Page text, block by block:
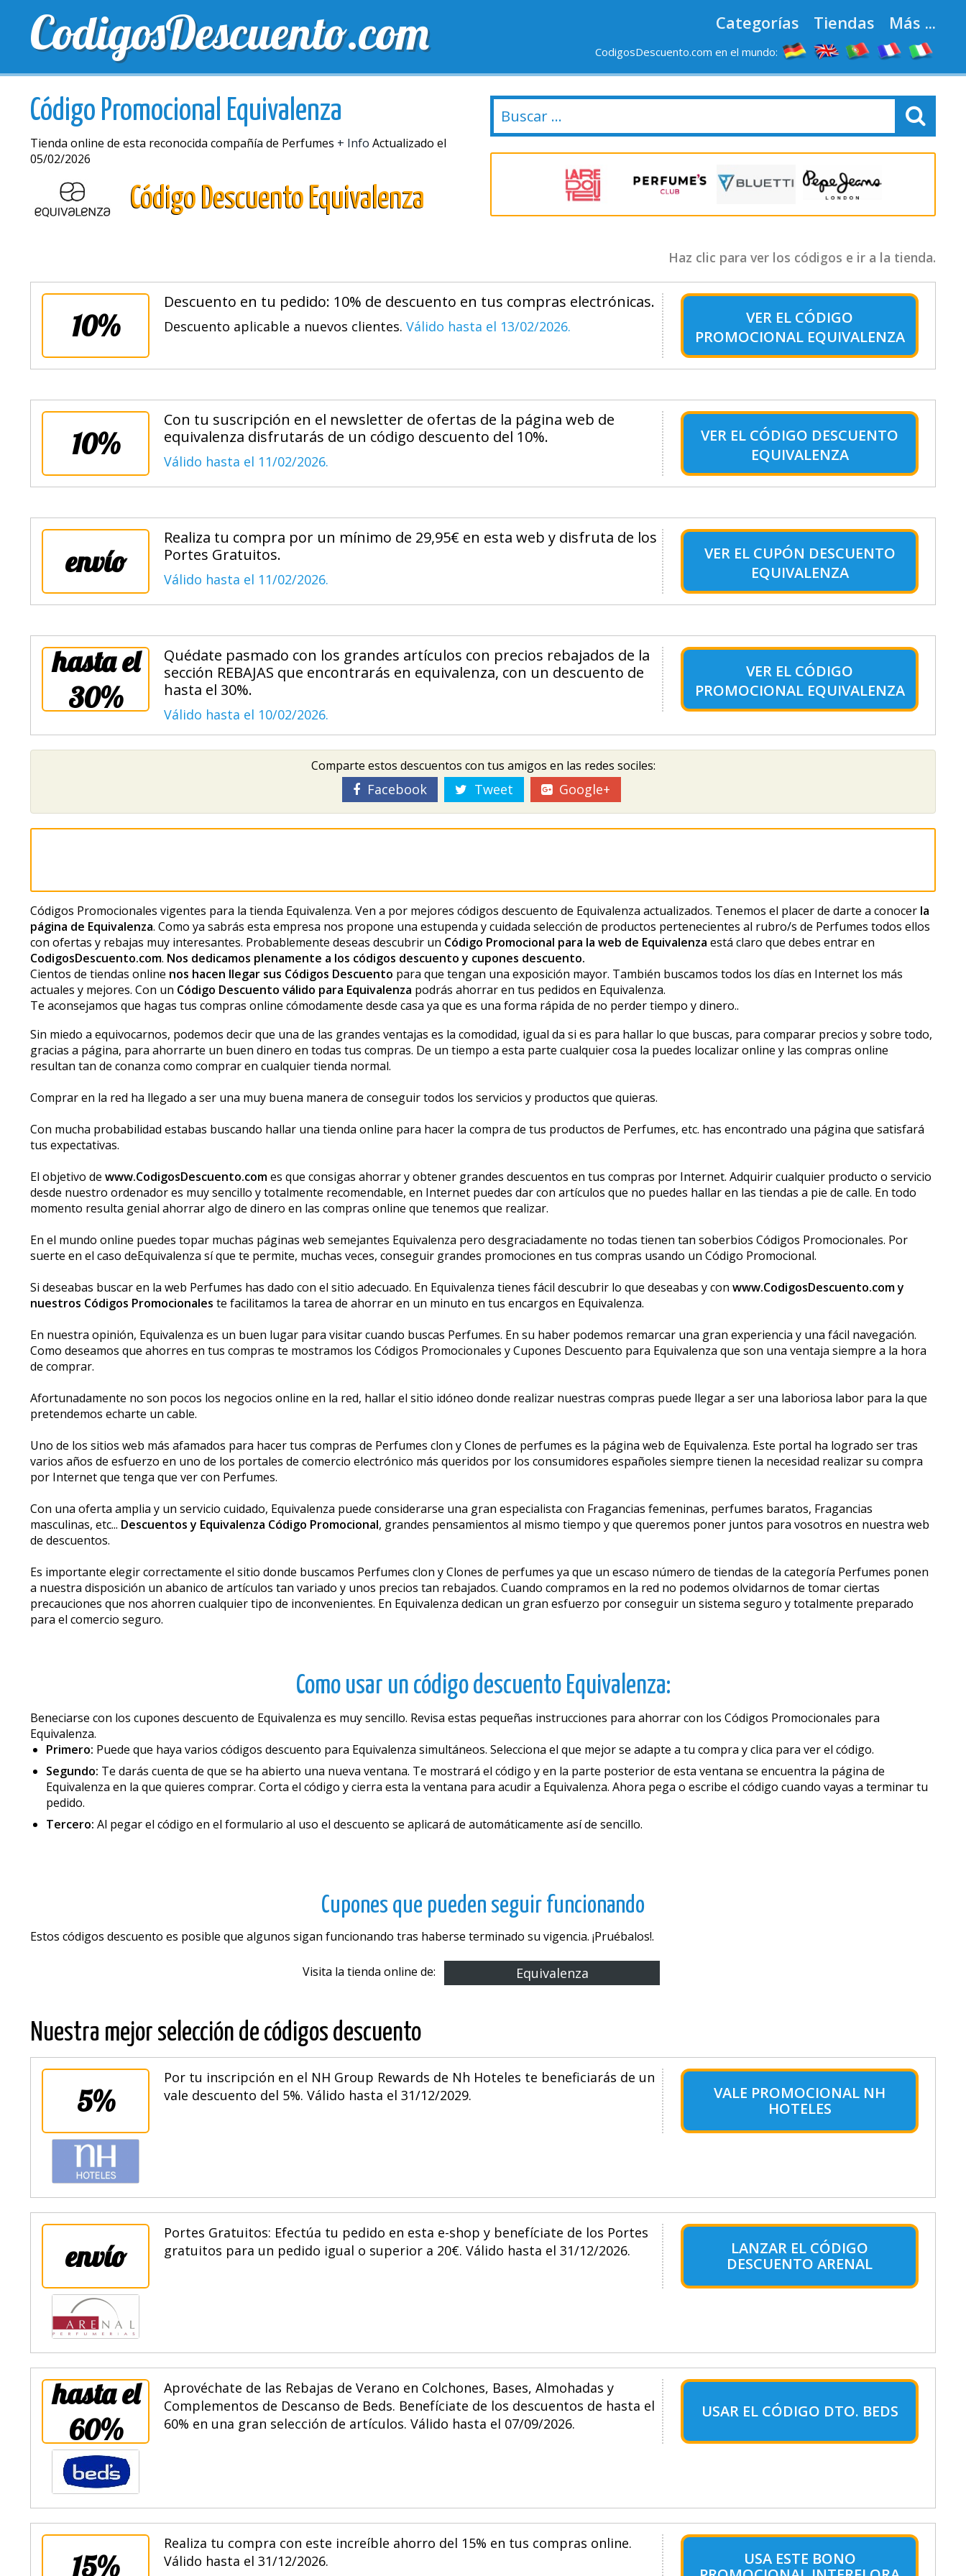
CodigosDescuento.com Categorías Tiendas Más ...
CodigosDescuento.com en el mundo:
MEJORES CUPONES CUPONES EXCLUSIVOS NUEVAS TIENDAS
Código Promocional Equivalenza
Tienda online de esta reconocida compañía de Perfumes + Info Actualizado el
05/02/2026
Código Descuento Equivalenza
Haz clic para ver los códigos e ir a la tienda.
10%
Descuento en tu pedido: 10% de descuento en tus compras electrónicas.
Descuento aplicable a nuevos clientes. Válido hasta el 13/02/2026. VER EL CÓDIGO
PROMOCIONAL EQUIVALENZA
10%
Con tu suscripción en el newsletter de ofertas de la página web de
equivalenza disfrutarás de un código descuento del 10%.
Válido hasta el 11/02/2026.
VER EL CÓDIGO DESCUENTO
EQUIVALENZA
envío
Realiza tu compra por un mínimo de 29,95€ en esta web y disfruta de los
Portes Gratuitos.
Válido hasta el 11/02/2026.
VER EL CUPÓN DESCUENTO
EQUIVALENZA
hasta el
30%
Quédate pasmado con los grandes artículos con precios rebajados de la
sección REBAJAS que encontrarás en equivalenza, con un descuento de
hasta el 30%.
Válido hasta el 10/02/2026.
VER EL CÓDIGO
PROMOCIONAL EQUIVALENZA
Comparte estos descuentos con tus amigos en las redes sociles:
Facebook Tweet Google+
Códigos Promocionales vigentes para la tienda Equivalenza. Ven a por mejores códigos descuento de Equivalenza actualizados. Tenemos el placer de darte a conocer la
página de Equivalenza. Como ya sabrás esta empresa nos propone una estupenda y cuidada selección de productos pertenecientes al rubro/s de Perfumes todos ellos
con ofertas y rebajas muy interesantes. Probablemente deseas descubrir un Código Promocional para la web de Equivalenza está claro que debes entrar en
CodigosDescuento.com. Nos dedicamos plenamente a los códigos descuento y cupones descuento.
Cientos de tiendas online nos hacen llegar sus Códigos Descuento para que tengan una exposición mayor. También buscamos todos los días en Internet los más
actuales y mejores. Con un Código Descuento válido para Equivalenza podrás ahorrar en tus pedidos en Equivalenza.
Te aconsejamos que hagas tus compras online cómodamente desde casa ya que es una forma rápida de no perder tiempo y dinero..
Sin miedo a equivocarnos, podemos decir que una de las grandes ventajas es la comodidad, igual da si es para hallar lo que buscas, para comparar precios y sobre todo,
gracias a página, para ahorrarte un buen dinero en todas tus compras. De un tiempo a esta parte cualquier cosa la puedes localizar online y las compras online
resultan tan de confianza como comprar en cualquier tienda normal.
Comprar en la red ha llegado a ser una muy buena manera de conseguir todos los servicios y productos que quieras.
Con mucha probabilidad estabas buscando hallar una tienda online para hacer la compra de tus productos de Perfumes, etc. has encontrado una página que satisfará
tus expectativas.
El objetivo de www.CodigosDescuento.comes que consigas ahorrar y obtener grandes descuentos en tus compras por Internet. Adquirir cualquier producto o servicio
desde nuestro ordenador es muy sencillo y totalmente recomendable, en Internet puedes dar con artículos que no puedes hallar en las tiendas a pie de calle. En todo
momento resulta genial ahorrar algo de dinero en las compras online que tenemos que realizar.
En el mundo online puedes topar muchas páginas web semejantes Equivalenza pero desgraciadamente no todas tienen tan soberbios Códigos Promocionales. Por
suerte en el caso deEquivalenza sí que te permite, muchas veces, conseguir grandes promociones en tus compras usando un Código Promocional.
Si deseabas buscar en la web Perfumes has dado con el sitio adecuado. En Equivalenza tienes fácil descubrir lo que deseabas y con www.CodigosDescuento.com y
nuestros Códigos Promocionales te facilitamos la tarea de ahorrar en un minuto en tus encargos en Equivalenza.
En nuestra opinión, Equivalenza es un buen lugar para visitar cuando buscas Perfumes. En su haber podemos remarcar una gran experiencia y una fácil navegación.
Como deseamos que ahorres en tus compras te mostramos los Códigos Promocionales y Cupones Descuento para Equivalenza que son una ventaja siempre a la hora
de comprar.
Afortunadamente no son pocos los negocios online en la red, hallar el sitio idóneo donde realizar nuestras compras puede llegar a ser una laboriosa labor para la que
pretendemos echarte un cable.
Uno de los sitios web más afamados para hacer tus compras de Perfumes clon y Clones de perfumes es la página web de Equivalenza. Este portal ha logrado ser tras
varios años de esfuerzo en uno de los portales de comercio electrónico más queridos por los consumidores españoles siempre tienen la necesidad realizar su compra
por Internet que tenga que ver con Perfumes.
Con una oferta amplia y un servicio cuidado, Equivalenza puede considerarse una gran especialista con Fragancias femeninas, perfumes baratos, Fragancias
masculinas, etc... Descuentos y Equivalenza Código Promocional, grandes pensamientos al mismo tiempo y que queremos poner juntos para vosotros en nuestra web
de descuentos.
Es importante elegir correctamente el sitio donde buscamos Perfumes clon y Clones de perfumes ya que un escaso número de tiendas de la categoría Perfumes ponen
a nuestra disposición un abanico de artículos tan variado y unos precios tan rebajados. Cuando compramos en la red no podemos olvidarnos de tomar ciertas
precauciones que nos ahorren cualquier tipo de inconvenientes. En Equivalenza dedican un gran esfuerzo por conseguir un sistema seguro y totalmente preparado
para el comercio seguro.
Como usar un código descuento Equivalenza:
Beneficiarse con los cupones descuento de Equivalenza es muy sencillo. Revisa estas pequeñas instrucciones para ahorrar con los Códigos Promocionales para
Equivalenza.
Primero: Puede que haya varios códigos descuento para Equivalenza simultáneos. Selecciona el que mejor se adapte a tu compra y clica para ver el código.
Segundo: Te darás cuenta de que se ha abierto una nueva ventana. Te mostrará el código y en la parte posterior de esta ventana se encuentra la página de
Equivalenza en la que quieres comprar. Corta el código y cierra esta la ventana para acudir a Equivalenza. Ahora pega o escribe el código cuando vayas a terminar tu
pedido.
Tercero: Al pegar el código en el formulario al uso el descuento se aplicará de automáticamente así de sencillo.
Cupones que pueden seguir funcionando
Estos códigos descuento es posible que algunos sigan funcionando tras haberse terminado su vigencia. ¡Pruébalos!.
Visita la tienda online de: Equivalenza
Nuestra mejor selección de códigos descuento
5%
Por tu inscripción en el NH Group Rewards de Nh Hoteles te beneficiarás de un
vale descuento del 5%. Válido hasta el 31/12/2029.
VALE PROMOCIONAL NH
HOTELES
envío
Portes Gratuitos: Efectúa tu pedido en esta e-shop y benefíciate de los Portes
gratuitos para un pedido igual o superior a 20€. Válido hasta el 31/12/2026.
LANZAR EL CÓDIGO
DESCUENTO ARENAL
hasta el
60%
Aprovéchate de las Rebajas de Verano en Colchones, Bases, Almohadas y
Complementos de Descanso de Beds. Benefíciate de los descuentos de hasta el
60% en una gran selección de artículos. Válido hasta el 07/09/2026.
USAR EL CÓDIGO DTO. BEDS
15%
Realiza tu compra con este increíble ahorro del 15% en tus compras online.
Válido hasta el 31/12/2026.
USA ESTE BONO